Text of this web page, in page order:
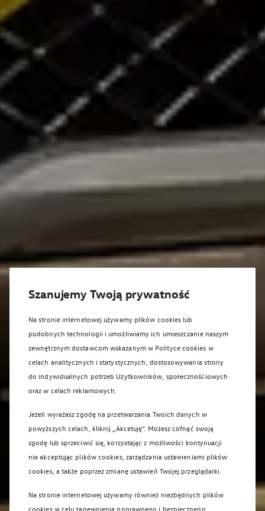
Szanujemy Twoją prywatność
Na stronie internetowej używamy plików cookies lub
podobnych technologii i umożliwiamy ich umieszczanie naszym
zewnętrznym dostawcom wskazanym w Polityce cookies w
celach analitycznych i statystycznych, dostosowywania strony
do indywidualnych potrzeb Użytkowników, społecznościowych
oraz w celach reklamowych.
Jeżeli wyrażasz zgodę na przetwarzania Twoich danych w
powyższych celach, kliknij „Akcetuję”. Możesz cofnąć swoją
zgodę lub sprzeciwić się, korzystając z możliwości kontynuacji
nie akceptując plików cookies, zarządzania ustawieniami plików
cookies, a także poprzez zmianę ustawień Twojej przeglądarki.
Na stronie internetowej używamy również niezbędnych plików
cookies w celu zapewnienia poprawnego i bezpiecznego